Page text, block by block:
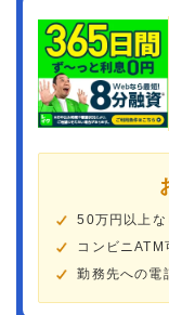
50万円以上な
コンビニATM
勤務先への電